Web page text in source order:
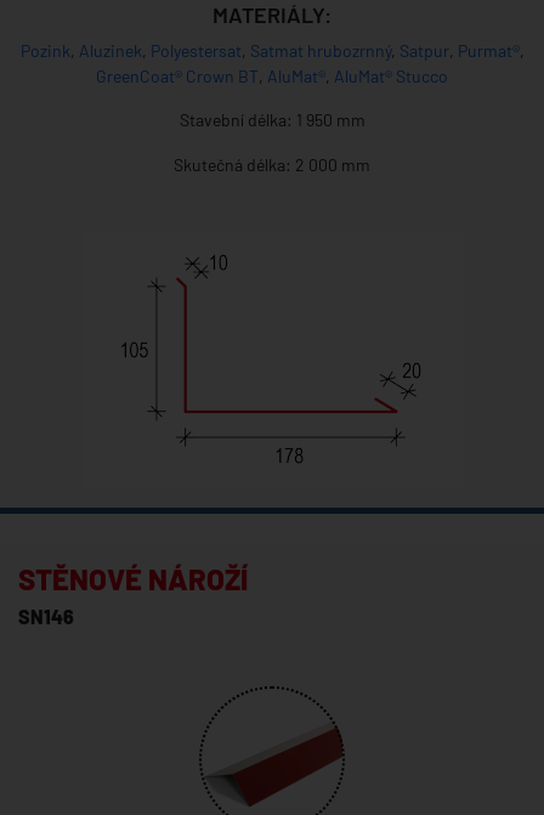
MATERIÁLY:
Pozink Aluzinek Polyestersat Satmat hrubozrnný, Satpur, Purmat®,
GreenCoat® Crown BT AluMat® AluMat® Stucco
Stavební délka: 1 950 mm
Skutečná délka: 2 000 mm
STĚNOVÉ NÁROŽÍ
SN146